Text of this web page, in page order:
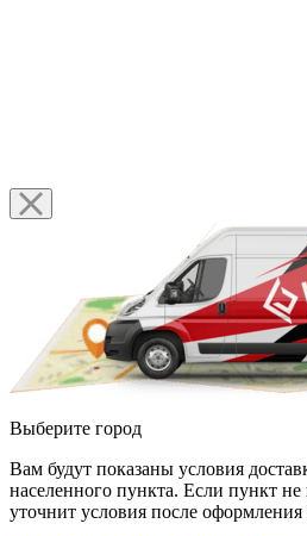
Выберите город
Вам будут показаны условия
населенного пункта. Если пункт
уточнит условия после оформления